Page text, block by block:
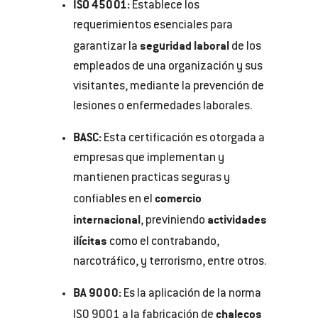
ISO 45001: Establece los
requerimientos esenciales para
garantizar la seguridad laboral de los
empleados de una organización y sus
visitantes, mediante la prevención de
lesiones o enfermedades laborales.
BASC: Esta certificación es otorgada a
empresas que implementan y
mantienen practicas seguras y
confiables en el comercio
internacional, previniendo actividades
ilícitas como el contrabando,
narcotráfico, y terrorismo, entre otros.
BA 9000: Es la aplicación de la norma
ISO 9001 a la fabricación de chalecos